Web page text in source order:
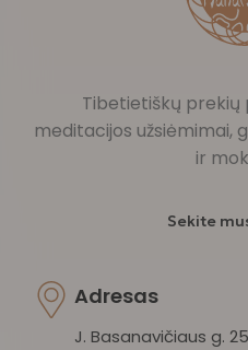
Tibetietiškų prekių
meditacijos užsiėmimai,
ir
Sekite
Adresas
J. Basanavičiaus g.